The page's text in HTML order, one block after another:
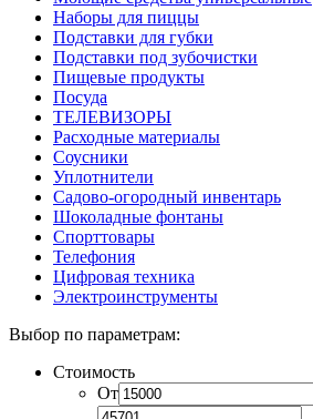
Наборы для пиццы
Подставки для губки
Подставки под зубочистки
Пищевые продукты
Посуда
ТЕЛЕВИЗОРЫ
Расходные материалы
Соусники
Уплотнители
Садово-огородный инвентарь
Шоколадные фонтаны
Спорттовары
Телефония
Цифровая техника
Электроинструменты
Выбор по параметрам:
Стоимость
От